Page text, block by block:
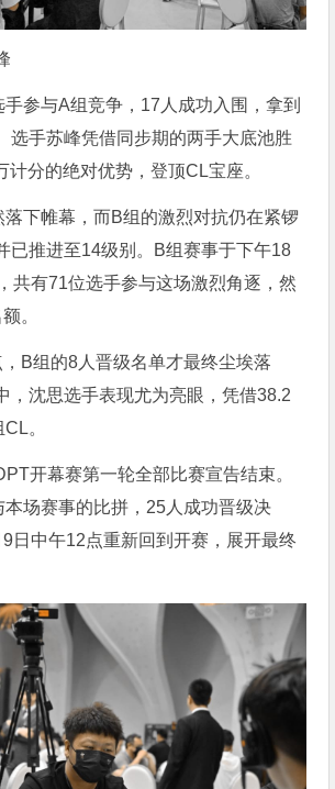
参与A组竞争，17人成功入围，拿到
选手苏峰凭借同步期的两手大底池胜
计分的绝对优势，登顶CL宝座。
落下帷幕，而B组的激烈对抗仍在紧锣
已推进至14级别。B组赛事于下午18
共有71位选手参与这场激烈角逐，然
。
B组的8人晋级名单才最终尘埃落
，沈思选手表现尤为亮眼，凭借38.2
。
开幕赛第一轮全部比赛宣告结束。
场赛事的比拼，25人成功晋级决
日中午12点重新回到开赛，展开最终